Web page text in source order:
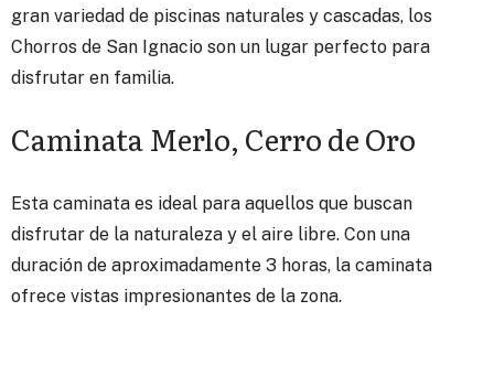
gran variedad de piscinas naturales y cascadas, los
Chorros de San Ignacio son un lugar perfecto para
disfrutar en familia.
Caminata Merlo, Cerro de Oro
Esta caminata es ideal para aquellos que buscan
disfrutar de la naturaleza y el aire libre. Con una
duración de aproximadamente 3 horas, la caminata
ofrece vistas impresionantes de la zona.